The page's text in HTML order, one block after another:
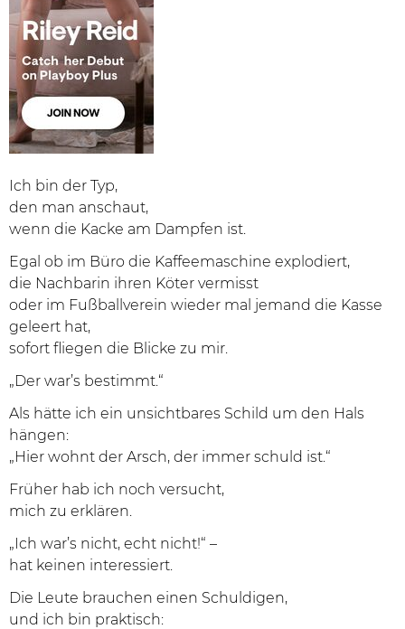
Ich bin der Typ,
den man anschaut,
wenn die Kacke am Dampfen ist.
Egal ob im Büro die Kaffeemaschine explodiert,
die Nachbarin ihren Köter vermisst
oder im Fußballverein wieder mal jemand die Kasse
geleert hat,
sofort fliegen die Blicke zu mir.
„Der war’s bestimmt.“
Als hätte ich ein unsichtbares Schild um den Hals
hängen:
„Hier wohnt der Arsch, der immer schuld ist.“
Früher hab ich noch versucht,
mich zu erklären.
„Ich war’s nicht, echt nicht!“ –
hat keinen interessiert.
Die Leute brauchen einen Schuldigen,
und ich bin praktisch: